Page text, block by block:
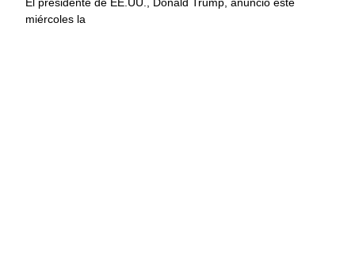
miércoles la